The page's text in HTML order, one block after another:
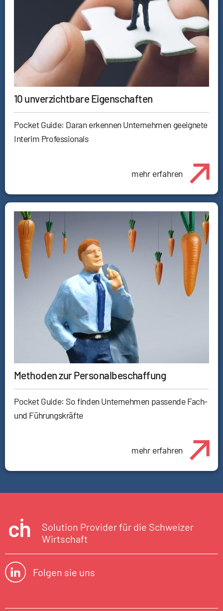
10 unverzichtbare Eigenschaften
Pocket Guide: Daran erkennen Unternehmen geeignete
Interim Professionals
mehr erfahren
Methoden zur Personalbeschaffung
Pocket Guide: So finden Unternehmen passende Fach-
und Führungskräfte
mehr erfahren
Solution Provider für die Schweizer
Wirtschaft
Folgen sie uns